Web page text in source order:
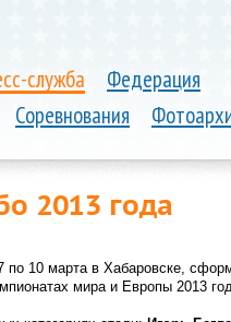
служба
Федерация
Соревнования
2013 года
по 10 марта в Хабаровске,
мира и Европы 2013